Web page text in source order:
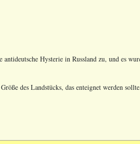
Hysterie in Russland zu, und es
des Landstücks, das enteignet werden